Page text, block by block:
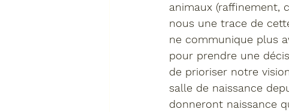
animaux (raffinement,
nous une trace de
ne communique plus
pour prendre une
de prioriser notre
salle de naissance
donneront naissance